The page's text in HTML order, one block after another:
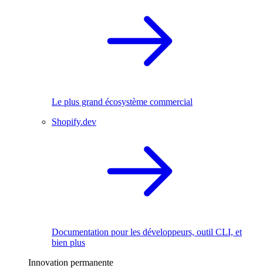
Le plus grand écosystème commercial
Shopify.dev
Documentation pour les développeurs, outil CLI, et
bien plus
Innovation permanente